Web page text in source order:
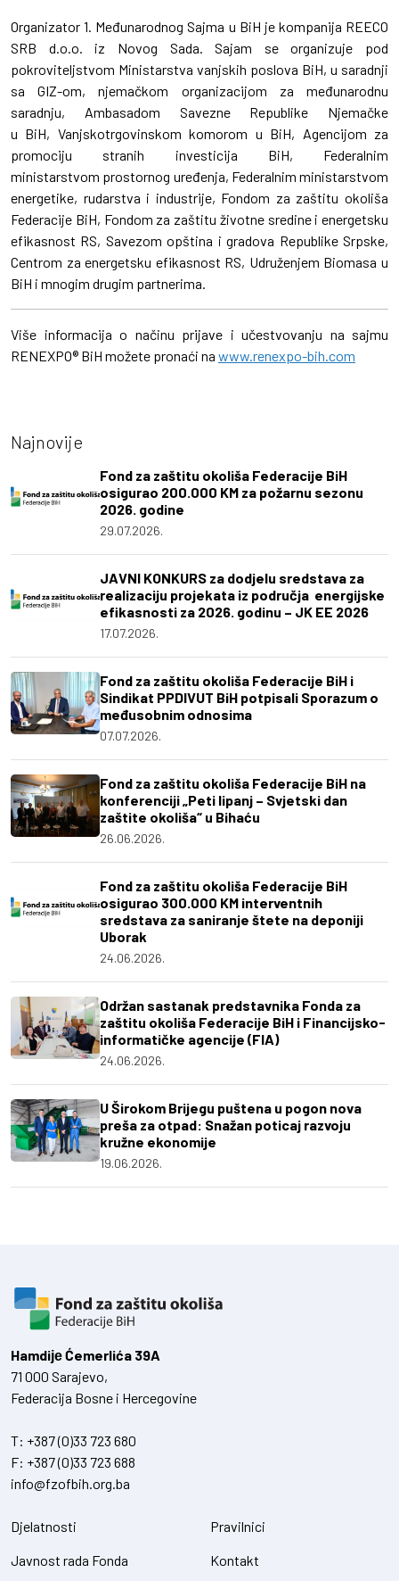
Organizator 1. Međunarodnog Sajma u BiH je kompanija REECO
SRB d.o.o. iz Novog Sada. Sajam se organizuje pod
pokroviteljstvom Ministarstva vanjskih poslova BiH, u saradnji
sa GIZ-om, njemačkom organizacijom za međunarodnu
saradnju, Ambasadom Savezne Republike Njemačke
u BiH, Vanjskotrgovinskom komorom u BiH, Agencijom za
promociju stranih investicija BiH, Federalnim
ministarstvom prostornog uređenja, Federalnim ministarstvom
energetike, rudarstva i industrije, Fondom za zaštitu okoliša
Federacije BiH, Fondom za zaštitu životne sredine i energetsku
efikasnost RS, Savezom opština i gradova Republike Srpske,
Centrom za energetsku efikasnost RS, Udruženjem Biomasa u
BiH i mnogim drugim partnerima.
Više informacija o načinu prijave i učestvovanju na sajmu
RENEXPO® BiH možete pronaći na www.renexpo-bih.com
Najnovije
Fond za zaštitu okoliša Federacije BiH
osigurao 200.000 KM za požarnu sezonu
2026. godine
29.07.2026.
JAVNI KONKURS za dodjelu sredstava za
realizaciju projekata iz područja energijske
efikasnosti za 2026. godinu – JK EE 2026
17.07.2026.
Fond za zaštitu okoliša Federacije BiH i
Sindikat PPDIVUT BiH potpisali Sporazum o
međusobnim odnosima
07.07.2026.
Fond za zaštitu okoliša Federacije BiH na
konferenciji „Peti lipanj – Svjetski dan
zaštite okoliša“ u Bihaću
26.06.2026.
Fond za zaštitu okoliša Federacije BiH
osigurao 300.000 KM interventnih
sredstava za saniranje štete na deponiji
Uborak
24.06.2026.
Održan sastanak predstavnika Fonda za
zaštitu okoliša Federacije BiH i Financijsko-
informatičke agencije (FIA)
24.06.2026.
U Širokom Brijegu puštena u pogon nova
preša za otpad: Snažan poticaj razvoju
kružne ekonomije
19.06.2026.
Hamdiје Ćemerlića 39A
71 000 Sarajevo,
Federacija Bosne i Hercegovine
T: +387 (0)33 723 680
F: +387 (0)33 723 688
info@fzofbih.org.ba
Djelatnosti
Javnost rada Fonda
Pravilnici
Kontakt